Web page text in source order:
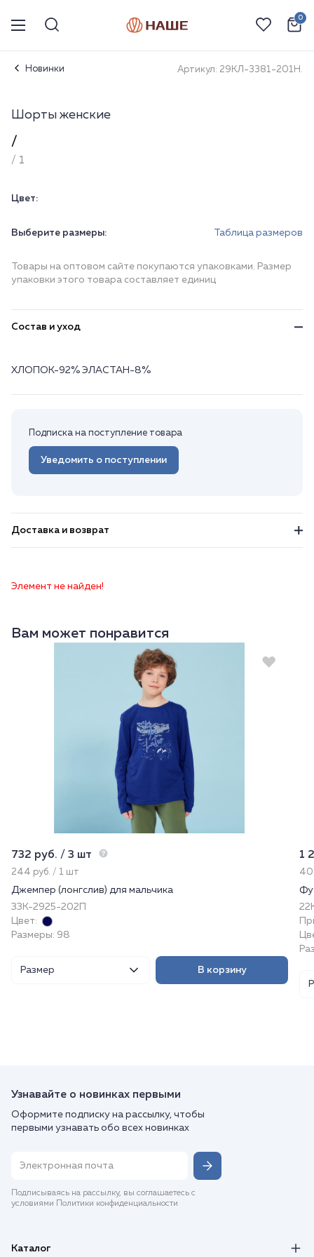
0
Новинки Артикул: 29КЛ-3381-201Н.
Шорты женские
/
/ 1
Цвет:
Выберите размеры: Таблица размеров
Товары на оптовом сайте покупаются упаковками. Размер
упаковки этого товара составляет единиц
Состав и уход
ХЛОПОК-92% ЭЛАСТАН-8%
Подписка на поступление товара
Уведомить о поступлении
Доставка и возврат
Элемент не найден!
Вам может понравится
732 руб. / 3 шт
244 руб. / 1 шт
Джемпер (лонгслив) для мальчика
33К-2925-202П
Цвет:
Размеры: 98
Размер В корзину
1
Узнавайте о новинках первыми
Оформите подписку на рассылку, чтобы
первыми узнавать обо всех новинках
Подписываясь на рассылку, вы соглашаетесь с
условиями Политики конфиденциальности
Каталог